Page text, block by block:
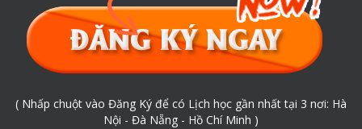
( Nhấp chuột vào Đăng Ký để có Lịch học gần nhất tại 3 nơi: Hà
Nội - Đà Nẵng - Hồ Chí Minh )